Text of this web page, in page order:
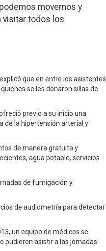
movernos y
visitar todos los
que en entre los asistentes
se les donaron sillas de
previo a su inicio una
de la hipertensión arterial y
de manera gratuita y
agua potable, servicios
de fumigación y
de audiometría para detectar
un equipo de médicos se
pudieron asistir a las jornadas.